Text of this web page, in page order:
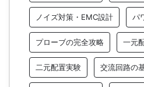
ノイズ対策・EMC設計 パ
プローブの完全攻略 一元
二元配置実験 交流回路の